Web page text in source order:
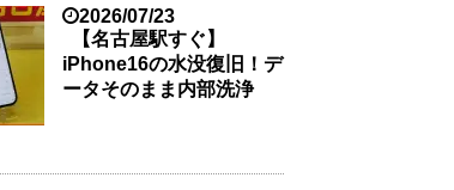
2026/07/23
【名古屋駅すぐ】
iPhone16の水没復旧！デ
ータそのまま内部洗浄